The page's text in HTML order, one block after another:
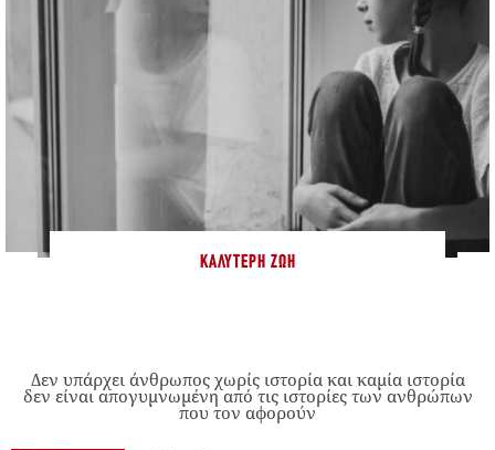
ΚΑΛΎΤΕΡΗ ΖΩΉ
Δεν υπάρχει άνθρωπος χωρίς ιστορία και καμία ιστορία
δεν είναι απογυμνωμένη από τις ιστορίες των ανθρώπων
που τον αφορούν